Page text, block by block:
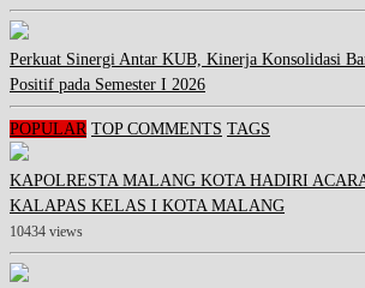
Perkuat Sinergi Antar KUB, Kinerja Konsolidasi
Positif pada Semester I 2026
POPULAR TOP COMMENTS TAGS
KAPOLRESTA MALANG KOTA HADIRI
KALAPAS KELAS I KOTA MALANG
10434 views